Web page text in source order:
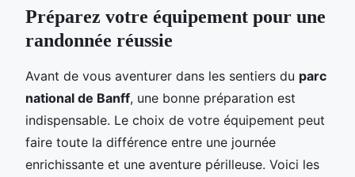
Préparez votre équipement pour une
randonnée réussie
Avant de vous aventurer dans les sentiers du parc
national de Banff, une bonne préparation est
indispensable. Le choix de votre équipement peut
faire toute la différence entre une journée
enrichissante et une aventure périlleuse. Voici les